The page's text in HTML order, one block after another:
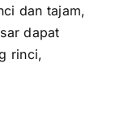
dаn tajam,
dараt
rinci,